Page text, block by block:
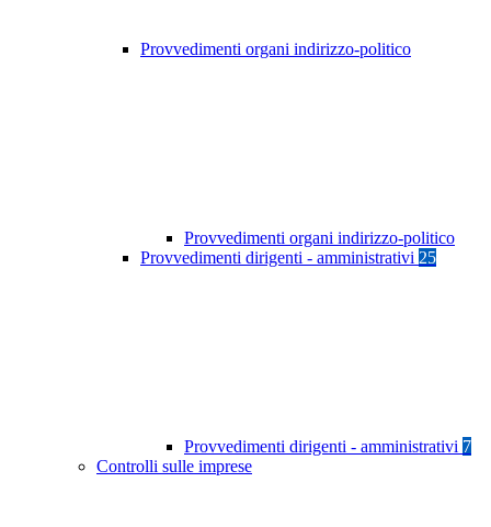
Provvedimenti organi indirizzo-politico
Provvedimenti organi indirizzo-politico
Provvedimenti dirigenti - amministrativi 25
Provvedimenti dirigenti - amministrativi 7
Controlli sulle imprese